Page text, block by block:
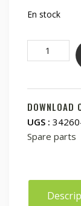
En stock
quantité
de
de
brosse
pour
aspirateur
Pro/D10
Plus/D9
DOWNLOAD
UGS :
Spare parts